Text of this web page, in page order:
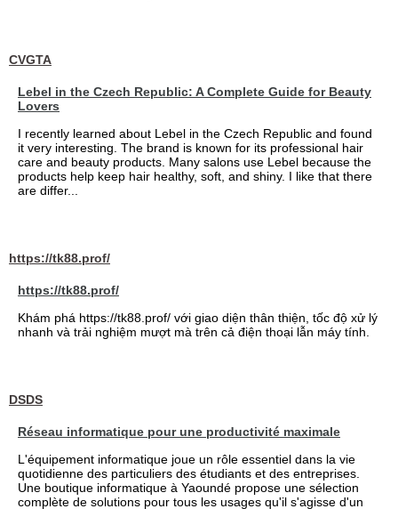
CVGTA
Lebel in the Czech Republic: A Complete Guide for Beauty
Lovers
I recently learned about Lebel in the Czech Republic and found
it very interesting. The brand is known for its professional hair
care and beauty products. Many salons use Lebel because the
products help keep hair healthy, soft, and shiny. I like that there
are differ...
https://tk88.prof/
https://tk88.prof/
Khám phá https://tk88.prof/ với giao diện thân thiện, tốc độ xử lý
nhanh và trải nghiệm mượt mà trên cả điện thoại lẫn máy tính.
DSDS
Réseau informatique pour une productivité maximale
L'équipement informatique joue un rôle essentiel dans la vie
quotidienne des particuliers des étudiants et des entreprises.
Une boutique informatique à Yaoundé propose une sélection
complète de solutions pour tous les usages qu'il s'agisse d'un